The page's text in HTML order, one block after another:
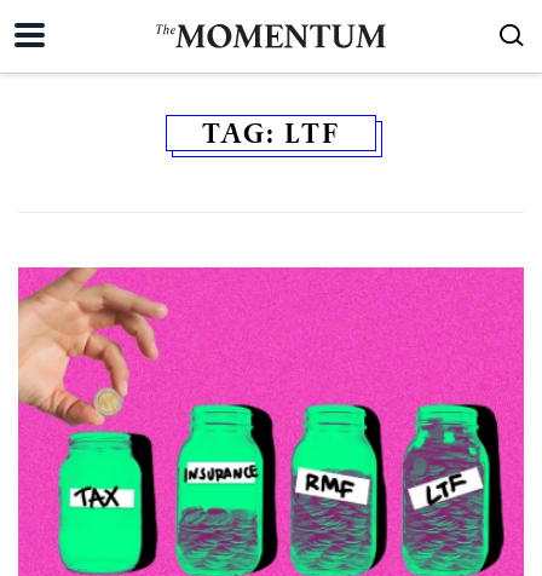
TAG: LTF